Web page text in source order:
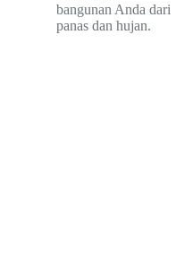
bangunan Anda dari
panas dan hujan.